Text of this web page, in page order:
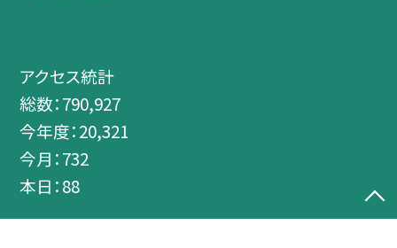
アクセス統計
総数：790,927
今年度：20,321
今月：732
本日：88